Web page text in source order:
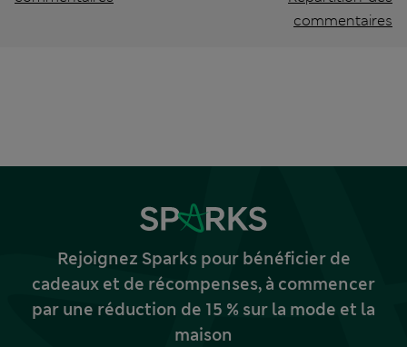
commentaires
Rejoignez Sparks pour bénéficier de
cadeaux et de récompenses, à commencer
par une réduction de 15 % sur la mode et la
maison